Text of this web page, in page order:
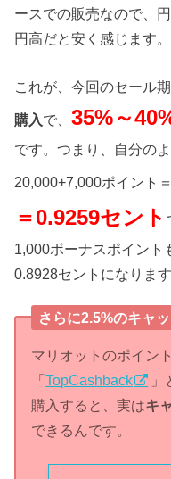
ースでの販売なので、
円高だと安く感じます。
これが、今回のセール
購入で、35%～
です。つまり、自分の
20,000+7,000ポイント
＝0.9259セント
1,000ボーナスポイント
0.8928セントになります
さらに2.5%のキャ
マリオットのポイン
「TopCashback
購入すると、実はキ
できるんです。